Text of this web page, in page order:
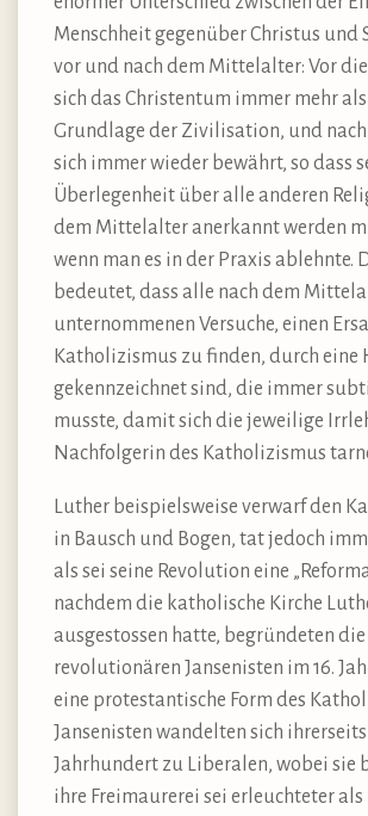
Menschheit gegenüber Christus und
vor und nach dem Mittelalter: Vor
sich das Christentum immer mehr
Grundlage der Zivilisation, und
sich immer wieder bewährt, so dass
Überlegenheit über alle anderen
dem Mittelalter anerkannt werden
wenn man es in der Praxis ablehnte.
bedeutet, dass alle nach dem
unternommenen Versuche, einen
Katholizismus zu finden, durch eine
gekennzeichnet sind, die immer
musste, damit sich die jeweilige
Nachfolgerin des Katholizismus
Luther beispielsweise verwarf den
in Bausch und Bogen, tat jedoch
als sei seine Revolution eine
nachdem die katholische Kirche
ausgestossen hatte, begründeten die
revolutionären Jansenisten im 16.
eine protestantische Form des
Jansenisten wandelten sich ihrerseits
Jahrhundert zu Liberalen, wobei sie
ihre Freimaurerei sei erleuchteter als